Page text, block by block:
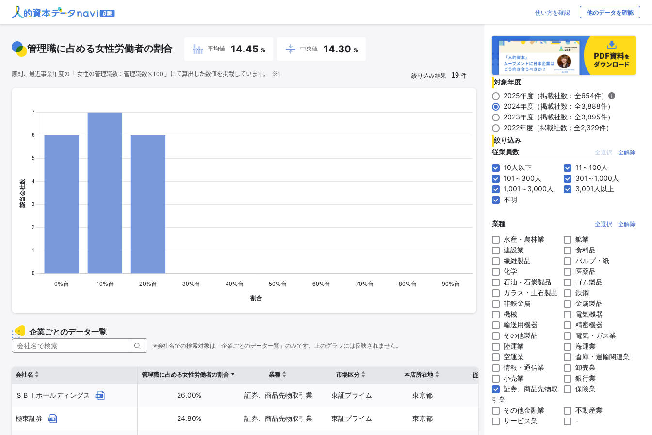
使い方を確認 他のデータを確認
管理職に占める女性労働者の割合 平均値 14.45 % 中央値 14.30 %
原則、最近事業年度の「 ⼥性の管理職数÷管理職数×100 」にて算出した数値を掲載しています。 ※1 絞り込み結果 19 件
企業ごとのデータ一覧
※会社名での検索対象は「企業ごとのデータ一覧」のみです。上のグラフには反映されません。
会社名 管理職に占める女性労働者の割合 業種 市場区分 本店所在地 従業員数※1 臨時従業員数 ※2
ＳＢＩホールディングス 26.00% 証券、商品先物取引業 東証プライム 東京都 351人 -
極東証券 24.80% 証券、商品先物取引業 東証プライム 東京都 225人 -
対象年度
2025年度（掲載社数：全654件）
2024年度（掲載社数：全3,888件）
2023年度（掲載社数：全3,895件）
2022年度（掲載社数：全2,329件）
絞り込み
従業員数
全選択 全解除
10人以下
11～100人
101～300人
301～1,000人
1,001～3,000人
3,001人以上
不明
業種 全選択 全解除
水産・農林業
鉱業
建設業
食料品
繊維製品
パルプ・紙
化学
医薬品
石油・石炭製品
ゴム製品
ガラス・土石製品
鉄鋼
非鉄金属
金属製品
機械
電気機器
輸送用機器
精密機器
その他製品
電気・ガス業
陸運業
海運業
空運業
倉庫・運輸関連業
情報・通信業
卸売業
小売業
銀行業
証券、商品先物取
引業
保険業
その他金融業
不動産業
サービス業
-